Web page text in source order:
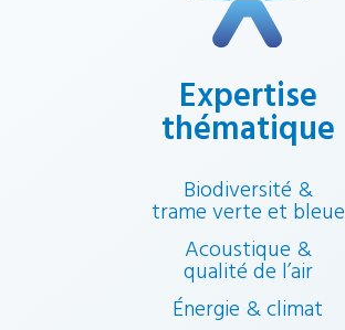
Expertise
thématique
Biodiversité &
trame verte et bleue
Acoustique &
qualité de l’air
Énergie & climat